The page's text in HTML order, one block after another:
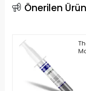
Önerilen